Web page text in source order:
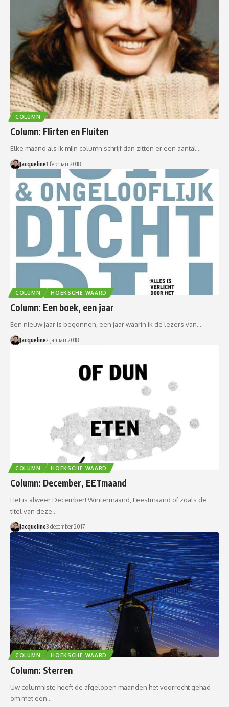
COLUMN
Column: Flirten en Fluiten
Elke maand als ik mijn column schrijf dan zitten er een aantal…
Jacqueline1 februari 2018
COLUMN HOEKSCHE WAARD
Column: Een boek, een jaar
Een nieuw jaar is begonnen, een jaar waarin ik de lezers van…
Jacqueline2 januari 2018
COLUMN HOEKSCHE WAARD
Column: December, EETmaand
Het is alweer December! Wintermaand, Feestmaand of zoals de
titel van deze…
Jacqueline3 december 2017
COLUMN HOEKSCHE WAARD
Column: Sterren
Uw columniste heeft de afgelopen maanden het voorrecht gehad
om met een…